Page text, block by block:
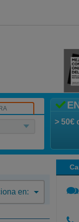
NO HAS
> 50€
en: